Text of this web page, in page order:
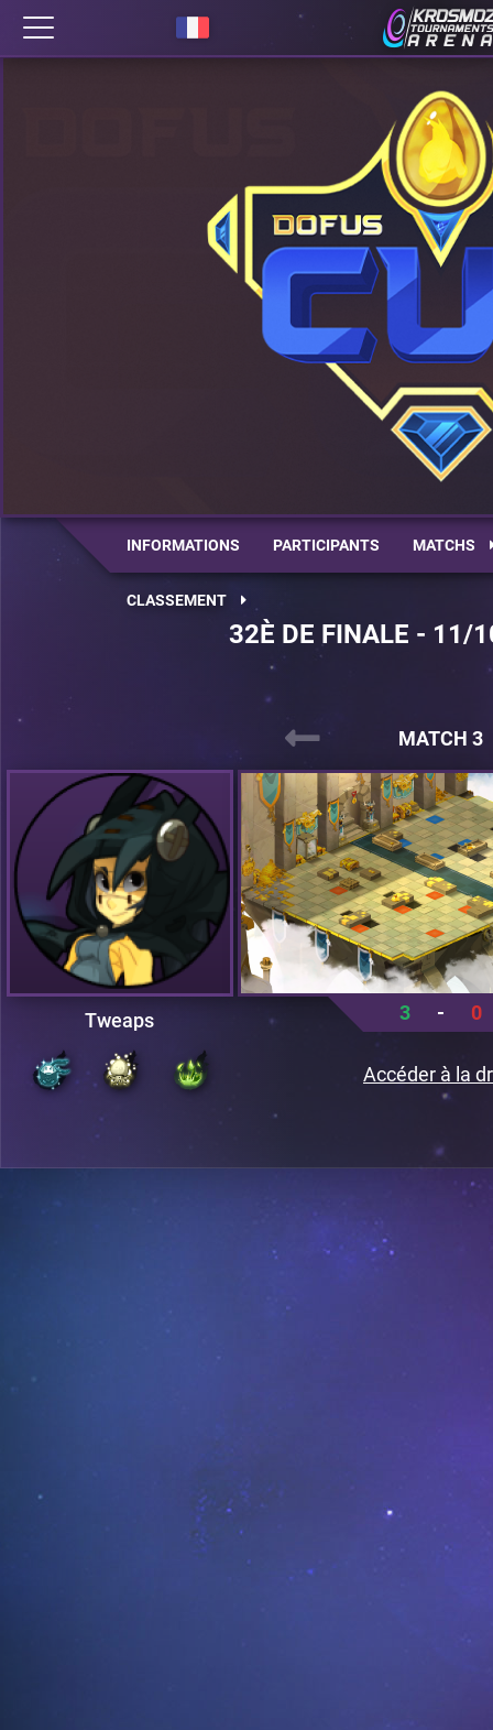
INFORMATIONS PARTICIPANTS MATCHS
CLASSEMENT
32È DE FINALE - 11/
MATCH 3
Tweaps 3 - 0
Accéder à la